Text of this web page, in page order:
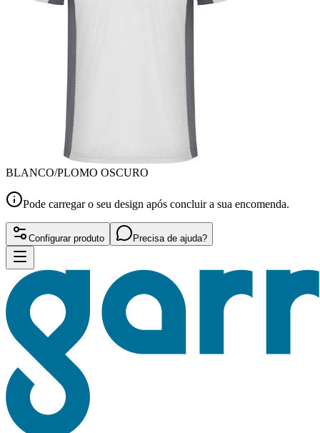
BLANCO/PLOMO OSCURO
Pode carregar o seu design após concluir a sua encomenda.
Configurar produto Precisa de ajuda?